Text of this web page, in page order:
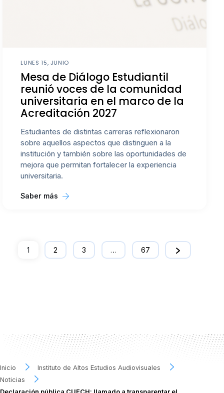
LUNES 15, JUNIO
Mesa de Diálogo Estudiantil
reunió voces de la comunidad
universitaria en el marco de la
Acreditación 2027
Estudiantes de distintas carreras reflexionaron
sobre aquellos aspectos que distinguen a la
institución y también sobre las oportunidades de
mejora que permitan fortalecer la experiencia
universitaria.
Saber más
1 2 3 … 67
Inicio
Instituto de Altos Estudios Audiovisuales
Noticias
Declaración pública CUECH: llamado a transparentar el